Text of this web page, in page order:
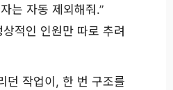
는 자동 제외해줘.”
적인 인원만 따로 추려
던 작업이, 한 번 구조를